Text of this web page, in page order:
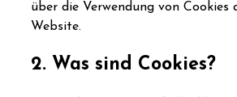
über die Verwendung von Cookies
Website.
2. Was sind Cookies?